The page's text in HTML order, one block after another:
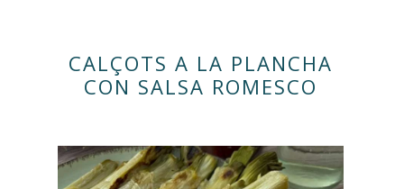
CALÇOTS A LA PLANCHA
CON SALSA ROMESCO